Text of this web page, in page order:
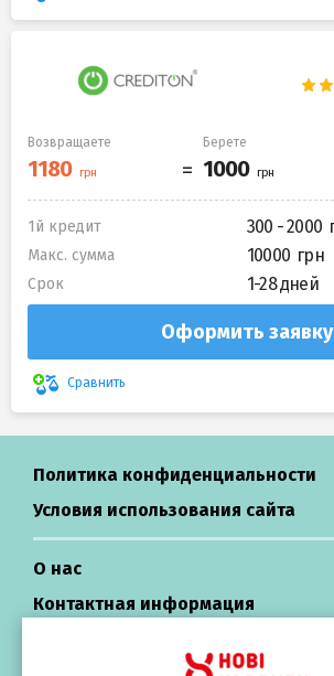
Возвращаете Берете
1й кредит 300 - 2000
Макс. сумма 10000
Срок 1-28 дней
Оформить заявку
Сравнить
Политика конфиденциальности
Условия использования сайта
О нас
Контактная информация